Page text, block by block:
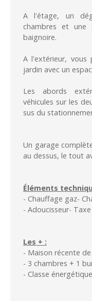
A l'étage, un
chambres et
baignoire.
A l'extérieur, vous
jardin avec un
Les abords
véhicules sur les
sus du
Un garage
au dessus, le tout
Éléments
- Chauffage gaz-
- Adoucisseur-
Les + :
- Maison récente
- 3 chambres + 1
- Classe